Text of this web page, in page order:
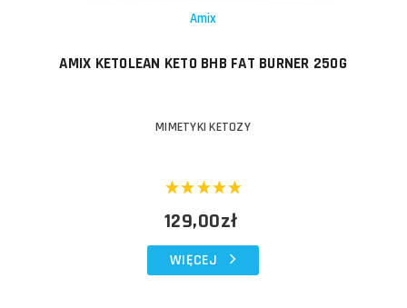
Amix
AMIX KETOLEAN KETO BHB FAT BURNER 250G
MIMETYKI KETOZY
129,00zł
WIĘCEJ